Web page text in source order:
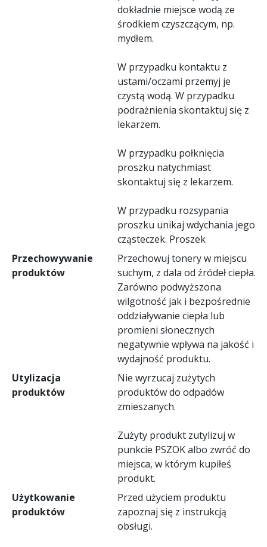
dokładnie miejsce wodą ze
środkiem czyszczącym, np.
mydłem.
W przypadku kontaktu z
ustami/oczami przemyj je
czystą wodą. W przypadku
podrażnienia skontaktuj się z
lekarzem.
W przypadku połknięcia
proszku natychmiast
skontaktuj się z lekarzem.
W przypadku rozsypania
proszku unikaj wdychania jego
cząsteczek. Proszek
Przechowywanie
produktów
Przechowuj tonery w miejscu
suchym, z dala od źródeł ciepła.
Zarówno podwyższona
wilgotność jak i bezpośrednie
oddziaływanie ciepła lub
promieni słonecznych
negatywnie wpływa na jakość i
wydajność produktu.
Utylizacja
produktów
Nie wyrzucaj zużytych
produktów do odpadów
zmieszanych.
Zużyty produkt zutylizuj w
punkcie PSZOK albo zwróć do
miejsca, w którym kupiłeś
produkt.
Użytkowanie
produktów
Przed użyciem produktu
zapoznaj się z instrukcją
obsługi.